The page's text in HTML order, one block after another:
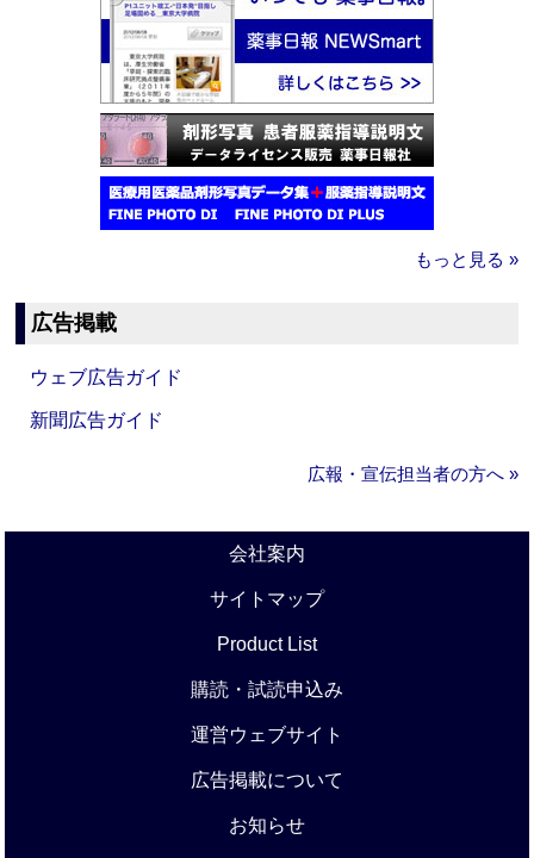
もっと見る »
広告掲載
ウェブ広告ガイド
新聞広告ガイド
広報・宣伝担当者の方へ »
会社案内
サイトマップ
Product List
購読・試読申込み
運営ウェブサイト
広告掲載について
お知らせ